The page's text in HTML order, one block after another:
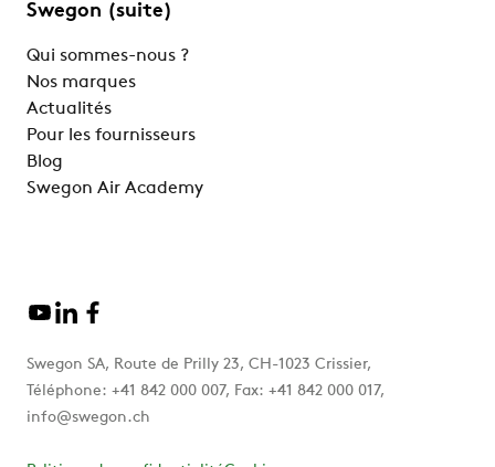
Swegon (suite)
Qui sommes-nous ?
Nos marques
Actualités
Pour les fournisseurs
Blog
Swegon Air Academy
Swegon SA, Route de Prilly 23, CH-1023 Crissier,
Téléphone: +41 842 000 007, Fax: +41 842 000 017,
info@swegon.ch